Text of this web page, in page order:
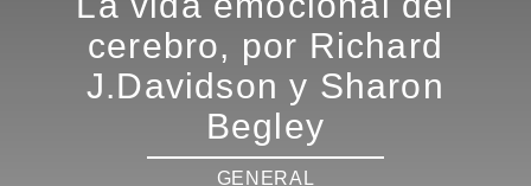
cerebro, por Richard
J.Davidson y Sharon
Begley
GENERAL